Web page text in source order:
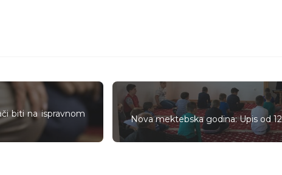
biti na ispravnom
Nova mektebska godina: Upis od